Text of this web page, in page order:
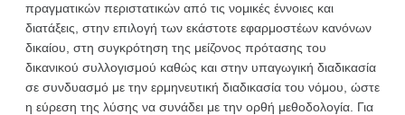
πραγματικών περιστατικών από τις νομικές έννοιες και
διατάξεις, στην επιλογή των εκάστοτε εφαρμοστέων κανόνων
δικαίου, στη συγκρότηση της μείζονος πρότασης του
δικανικού συλλογισμού καθώς και στην υπαγωγική διαδικασία
σε συνδυασμό με την ερμηνευτική διαδικασία του νόμου, ώστε
η εύρεση της λύσης να συνάδει με την ορθή μεθοδολογία. Για